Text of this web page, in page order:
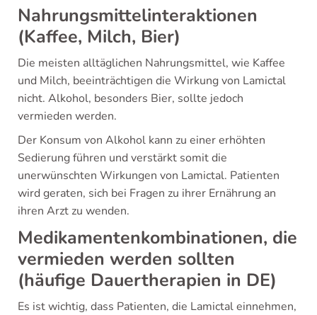
Nahrungsmittelinteraktionen
(Kaffee, Milch, Bier)
Die meisten alltäglichen Nahrungsmittel, wie Kaffee
und Milch, beeinträchtigen die Wirkung von Lamictal
nicht. Alkohol, besonders Bier, sollte jedoch
vermieden werden.
Der Konsum von Alkohol kann zu einer erhöhten
Sedierung führen und verstärkt somit die
unerwünschten Wirkungen von Lamictal. Patienten
wird geraten, sich bei Fragen zu ihrer Ernährung an
ihren Arzt zu wenden.
Medikamentenkombinationen, die
vermieden werden sollten
(häufige Dauertherapien in DE)
Es ist wichtig, dass Patienten, die Lamictal einnehmen,